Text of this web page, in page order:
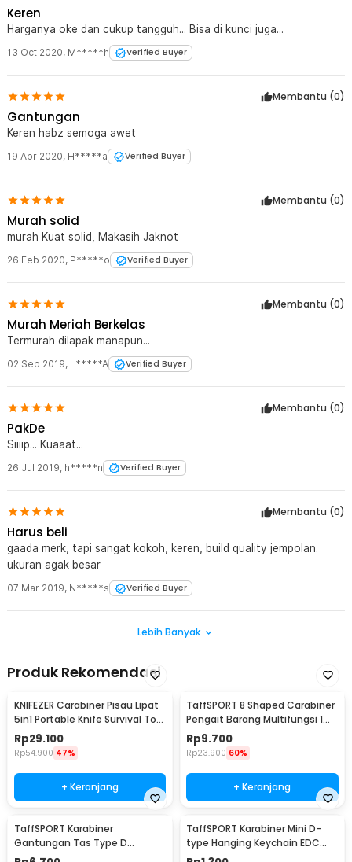
Keren
Harganya oke dan cukup tangguh... Bisa di kunci juga...
13 Oct 2020, M*****h Verified Buyer
Membantu (0)
Gantungan
Keren habz semoga awet
19 Apr 2020, H*****a Verified Buyer
Membantu (0)
Murah solid
murah Kuat solid, Makasih Jaknot
26 Feb 2020, P*****o Verified Buyer
Membantu (0)
Murah Meriah Berkelas
Termurah dilapak manapun...
02 Sep 2019, L*****A Verified Buyer
Membantu (0)
PakDe
Siiiip... Kuaaat...
26 Jul 2019, h*****n Verified Buyer
Membantu (0)
Harus beli
gaada merk, tapi sangat kokoh, keren, build quality jempolan.
ukuran agak besar
07 Mar 2019, N*****s Verified Buyer
Lebih Banyak
Produk Rekomendasi
KNIFEZER Carabiner Pisau Lipat
5in1 Portable Knife Survival Tool
EDC - ED30
Rp29.100
Rp54.900 47%
+ Keranjang
TaffSPORT 8 Shaped Carabiner
Pengait Barang Multifungsi 1
PCS - AT30
Rp9.700
Rp23.900 60%
+ Keranjang
TaffSPORT Karabiner
Gantungan Tas Type D
Quickdraw Outdoor Aluminium
TaffSPORT Karabiner Mini D-
type Hanging Keychain EDC
Outdoor Metal - AT36